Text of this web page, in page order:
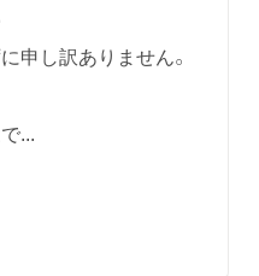
申し訳ありません。
...